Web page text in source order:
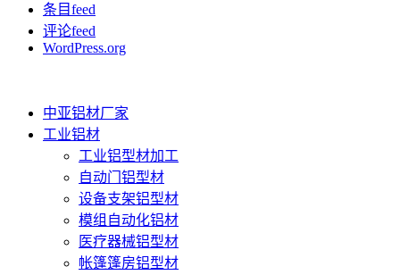
条目feed
评论feed
WordPress.org
中亚铝材厂家
工业铝材
工业铝型材加工
自动门铝型材
设备支架铝型材
模组自动化铝材
医疗器械铝型材
帐篷篷房铝型材